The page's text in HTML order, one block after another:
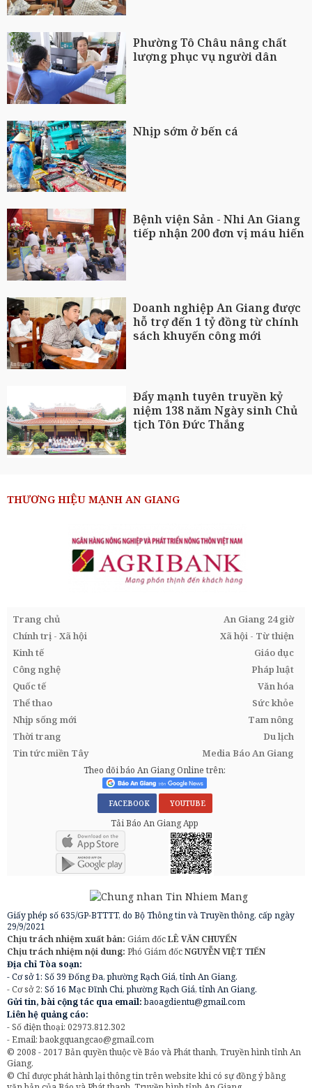
Phường Tô Châu nâng chất
lượng phục vụ người dân
Nhịp sớm ở bến cá
Bệnh viện Sản - Nhi An Giang
tiếp nhận 200 đơn vị máu hiến
Doanh nghiệp An Giang được
hỗ trợ đến 1 tỷ đồng từ chính
sách khuyến công mới
Đẩy mạnh tuyên truyền kỷ
niệm 138 năm Ngày sinh Chủ
tịch Tôn Đức Thắng
THƯƠNG HIỆU MẠNH AN GIANG
Trang chủ
An Giang 24 giờ
Chính trị - Xã hội
Xã hội - Từ thiện
Kinh tế
Giáo dục
Công nghệ
Pháp luật
Quốc tế
Văn hóa
Thể thao
Sức khỏe
Nhịp sống mới
Tam nông
Thời trang
Du lịch
Tin tức miền Tây
Media Báo An Giang
Theo dõi báo An Giang Online trên:
FACEBOOK YOUTUBE
Tải Báo An Giang App
Giấy phép số 635/GP-BTTTT, do Bộ Thông tin và Truyền thông, cấp ngày
29/9/2021
Chịu trách nhiệm xuất bản: Giám đốcLÊ VĂN CHUYỂN
Chịu trách nhiệm nội dung: Phó Giám đốcNGUYỄN VIỆT TIẾN
Địa chỉ Tòa soạn:
- Cơ sở 1: Số 39 Đống Đa, phường Rạch Giá, tỉnh An Giang.
- Cơ sở 2: Số 16 Mạc Đĩnh Chi, phường Rạch Giá, tỉnh An Giang.
Gửi tin, bài cộng tác qua email:baoagdientu@gmail.com
Liên hệ quảng cáo:
- Số điện thoại: 02973.812.302
- Email:baokgquangcao@gmail.com
© 2008 - 2017 Bản quyền thuộc về Báo và Phát thanh, Truyền hình tỉnh An
Giang.
© Chỉ được phát hành lại thông tin trên website khi có sự đồng ý bằng